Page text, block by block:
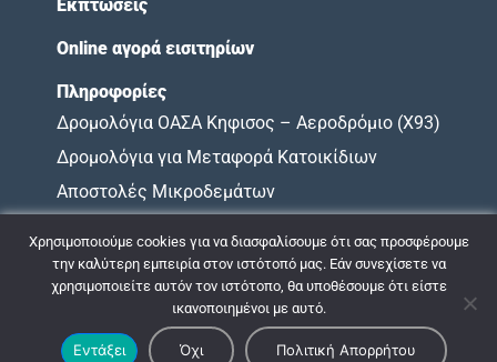
Εκπτώσεις
Online αγορά εισιτηρίων
Πληροφορίες
Δρομολόγια ΟΑΣΑ Κηφισος – Αεροδρόμιο (X93)
Δρομολόγια για Μεταφορά Κατοικίδιων
Αποστολές Μικροδεμάτων
Χάρτης Υποχρεώσεων
© 2009 - 2026 ΚΤΕΛ ΝΟΜΟΥ ΑΧΑΪΑΣ |Πολιτική Απορρήτου
Σχεδιασμός & Ανάπτυξη:
ΙΜΕ Πληροφορική
Χρησιμοποιούμε cookies για να διασφαλίσουμε ότι σας προσφέρουμε
την καλύτερη εμπειρία στον ιστότοπό μας. Εάν συνεχίσετε να
χρησιμοποιείτε αυτόν τον ιστότοπο, θα υποθέσουμε ότι είστε
ικανοποιημένοι με αυτό.
Εντάξει Όχι Πολιτική Απορρήτου